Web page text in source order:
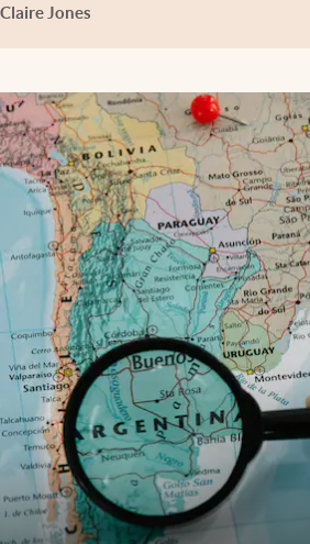
Claire Jones